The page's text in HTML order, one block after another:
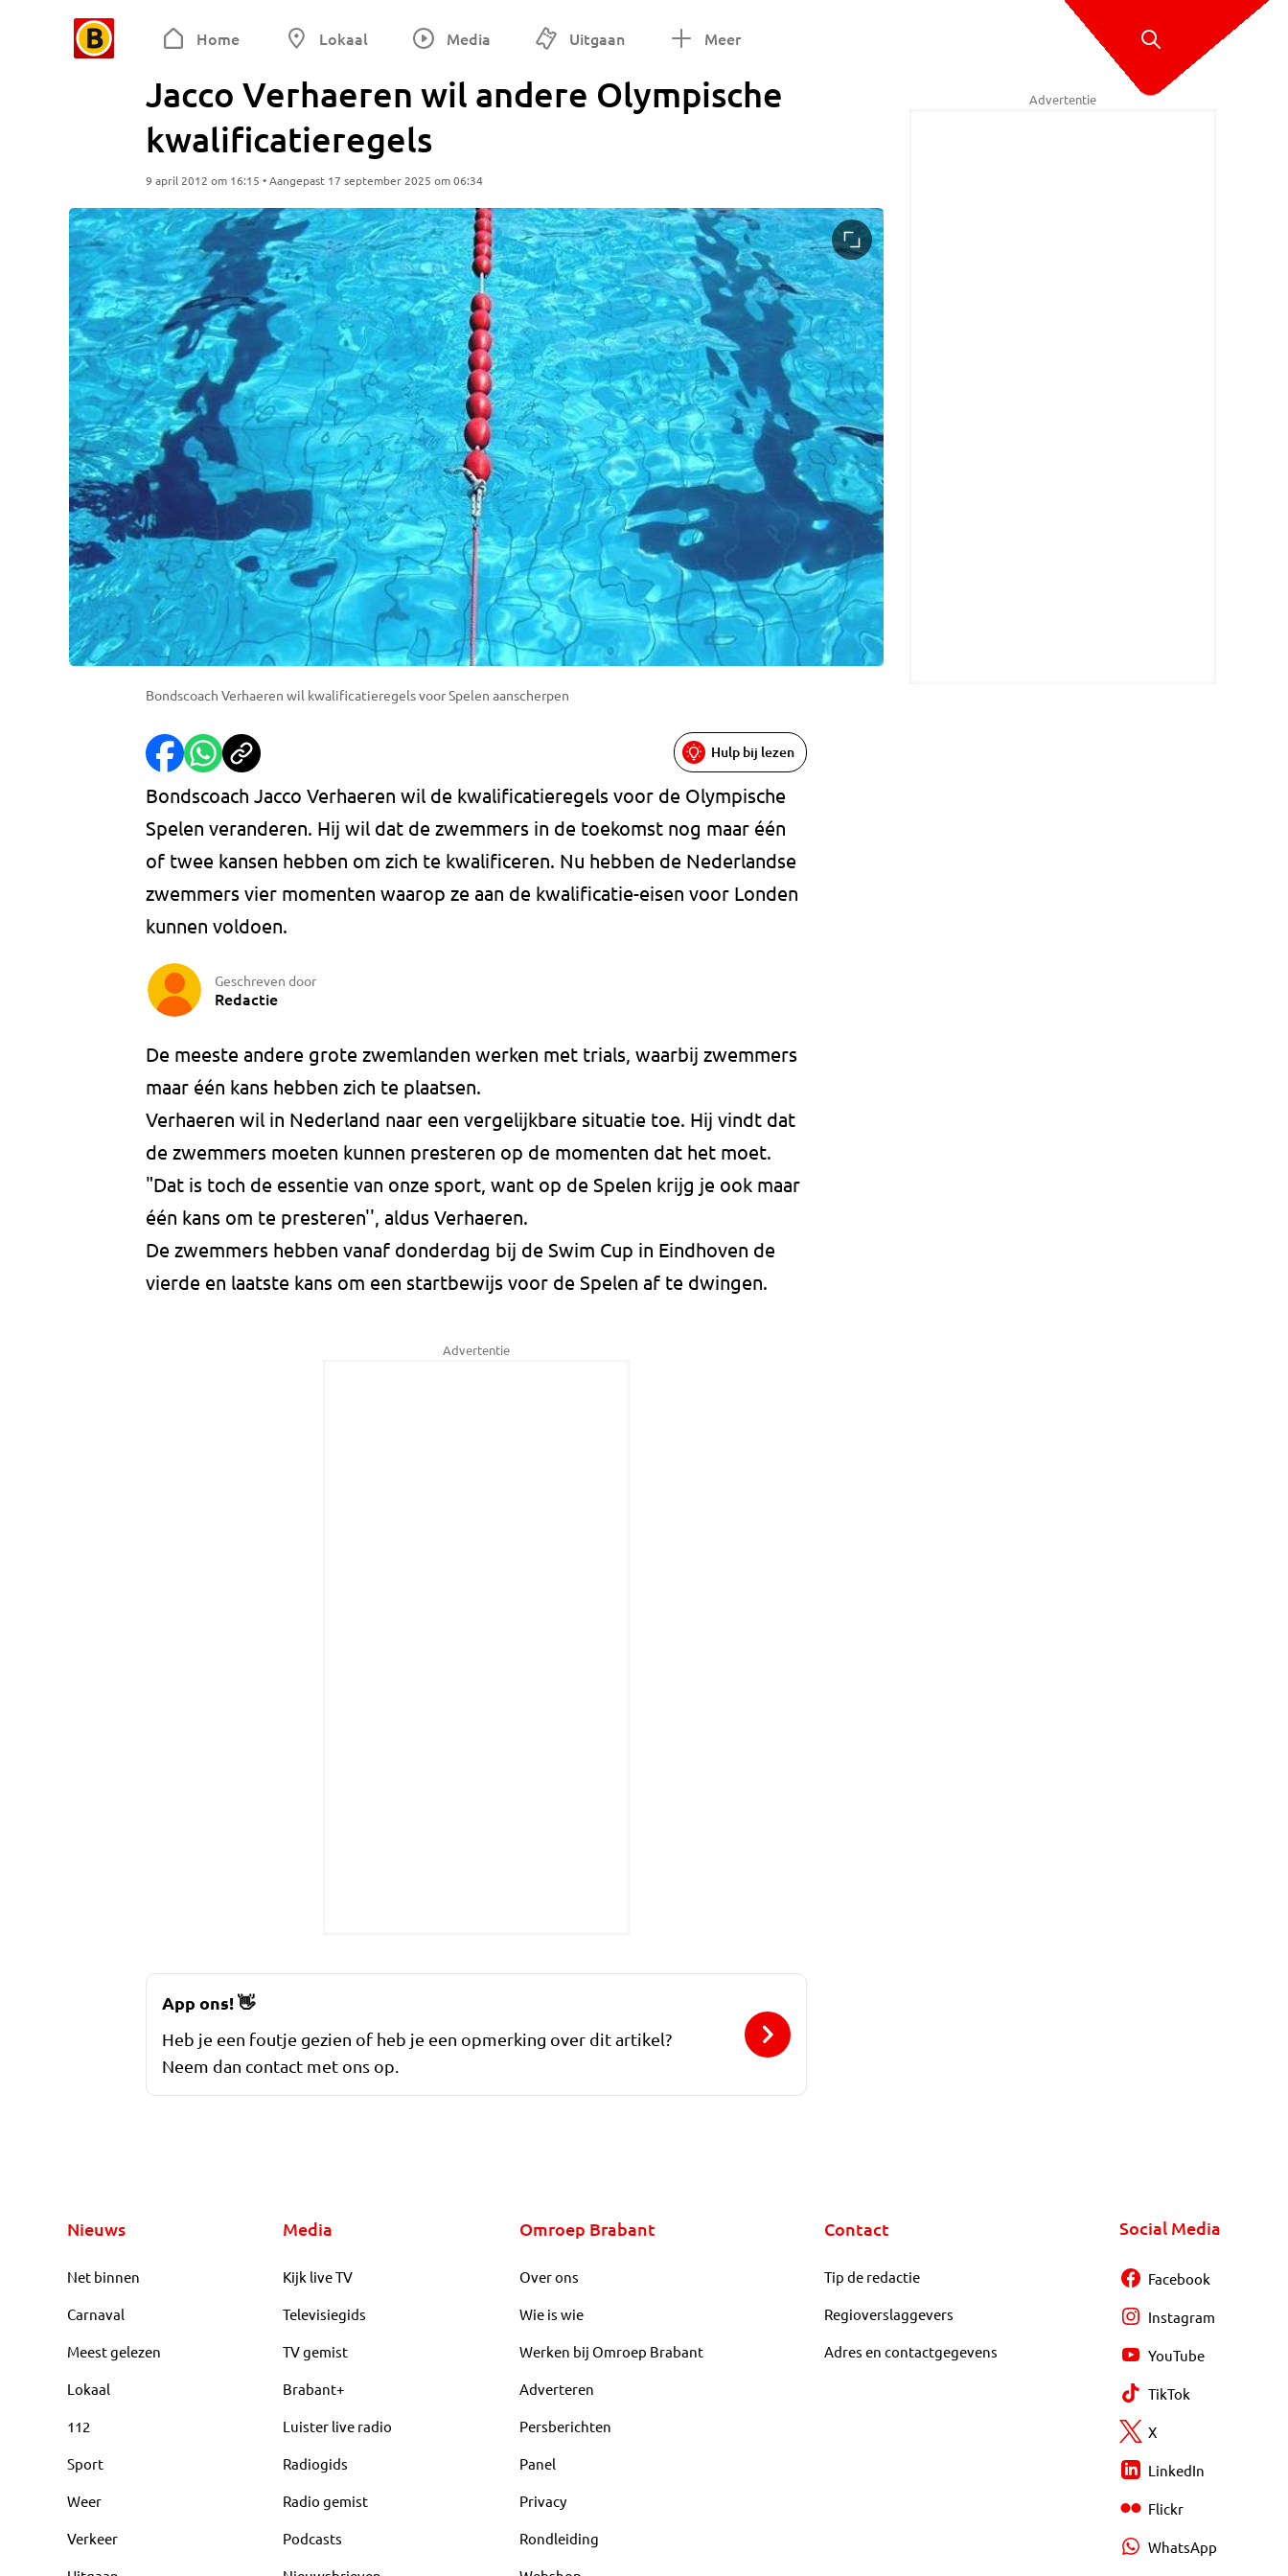
Home Lokaal Media Uitgaan Meer
Jacco Verhaeren wil andere Olympische
kwalificatieregels
9 april 2012 om 16:15 • Aangepast 17 september 2025 om 06:34
Bondscoach Verhaeren wil kwalificatieregels voor Spelen aanscherpen
Hulp bij lezen
Bondscoach Jacco Verhaeren wil de kwalificatieregels voor de Olympische
Spelen veranderen. Hij wil dat de zwemmers in de toekomst nog maar één
of twee kansen hebben om zich te kwalificeren. Nu hebben de Nederlandse
zwemmers vier momenten waarop ze aan de kwalificatie-eisen voor Londen
kunnen voldoen.
Geschreven door
Redactie
De meeste andere grote zwemlanden werken met trials, waarbij zwemmers
maar één kans hebben zich te plaatsen.
Verhaeren wil in Nederland naar een vergelijkbare situatie toe. Hij vindt dat
de zwemmers moeten kunnen presteren op de momenten dat het moet.
"Dat is toch de essentie van onze sport, want op de Spelen krijg je ook maar
één kans om te presteren'', aldus Verhaeren.
De zwemmers hebben vanaf donderdag bij de Swim Cup in Eindhoven de
vierde en laatste kans om een startbewijs voor de Spelen af te dwingen.
Advertentie
Advertentie
App ons!👋
Heb je een foutje gezien of heb je een opmerking over dit artikel?
Neem dan contact met ons op.
Nieuws
Net binnen
Carnaval
Meest gelezen
Lokaal
112
Sport
Weer
Verkeer
Media
Kijk live TV
Televisiegids
TV gemist
Brabant+
Luister live radio
Radiogids
Radio gemist
Podcasts
Omroep Brabant
Over ons
Wie is wie
Werken bij Omroep Brabant
Adverteren
Persberichten
Panel
Privacy
Rondleiding
Contact
Tip de redactie
Regioverslaggevers
Adres en contactgegevens
Social Media
Facebook
Instagram
YouTube
TikTok
X
LinkedIn
Flickr
WhatsApp